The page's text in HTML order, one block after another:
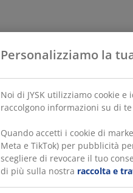
Personalizziamo la
Noi di JYSK utilizziamo cookie
raccolgono informazioni su di
Quando accetti i cookie di
Meta e TikTok) per pubblicità
scegliere di revocare il tuo
di più sulla nostra raccolta e